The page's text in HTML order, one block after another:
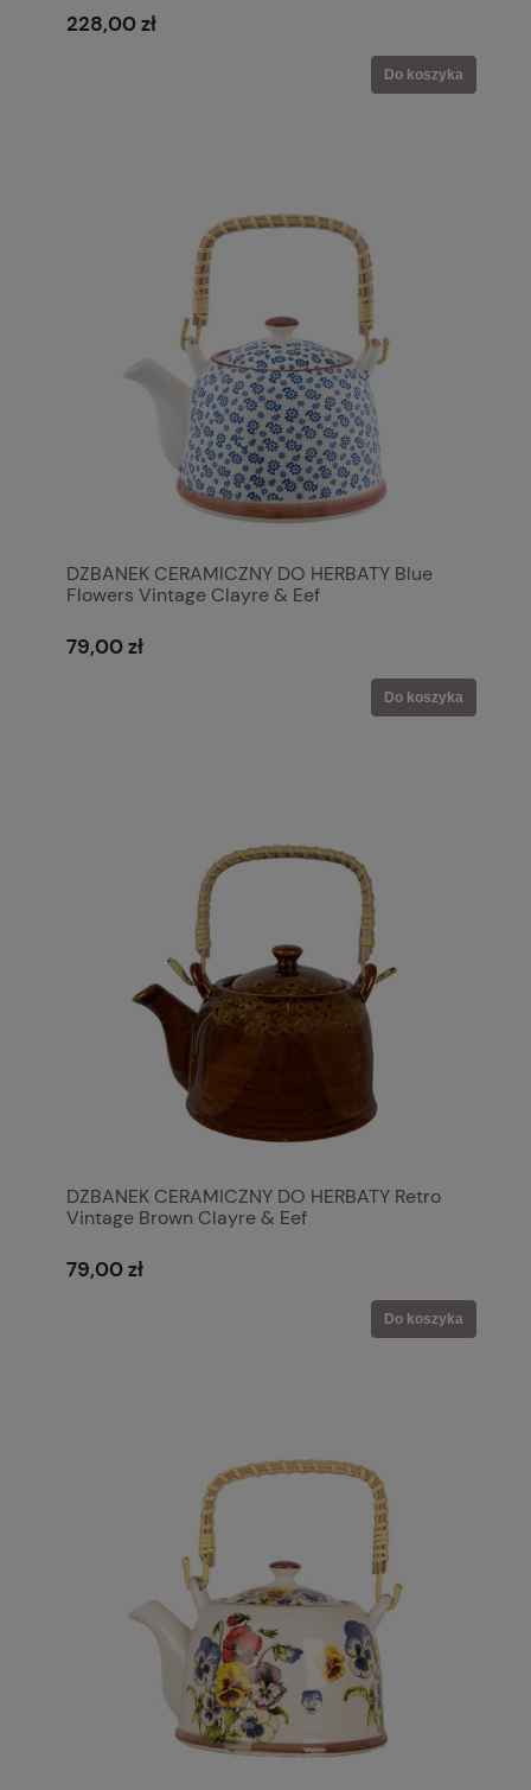
228,00 zł
Do koszyka
DZBANEK CERAMICZNY DO HERBATY Blue
Flowers Vintage Clayre & Eef
79,00 zł
Do koszyka
DZBANEK CERAMICZNY DO HERBATY Retro
Vintage Brown Clayre & Eef
79,00 zł
Do koszyka